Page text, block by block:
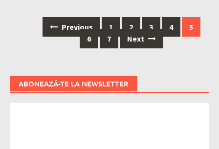
navigation
Previous 1 2 3 4
5
6
7 Next
ABONEAZĂ-TE LA NEWSLETTER